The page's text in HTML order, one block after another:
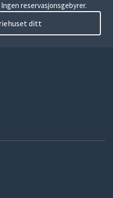
reservasjonsgebyrer.
ditt